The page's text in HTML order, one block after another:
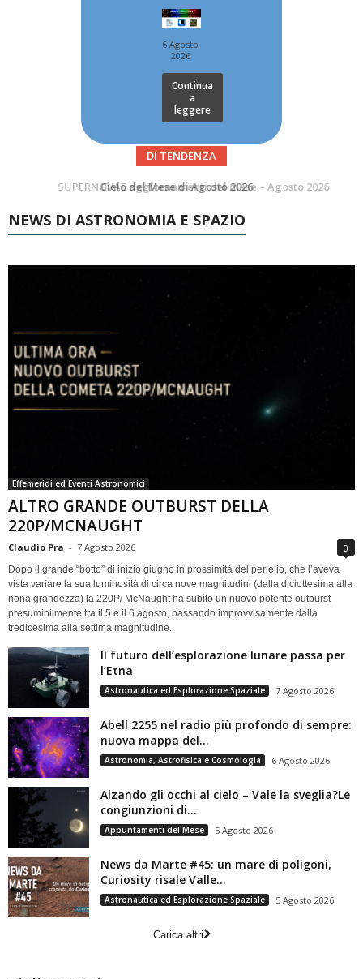
6 Agosto
2026
Continua
a
leggere
DI TENDENZA
SUPERNOVAE aggiornamenti del mese – Agosto 2026
Le Comete del mese di Agosto: LA 10P/TEMPEL AL PERIELIO
NEWS DI ASTRONOMIA E SPAZIO
Effemeridi ed Eventi Astronomici
ALTRO GRANDE OUTBURST DELLA
220P/MCNAUGHT
Claudio Pra - 7 Agosto 2026 0
Dopo il grande “botto” di inizio giugno in prossimità del perielio, che l’aveva
vista variare la sua luminosità di circa nove magnitudini (dalla diciottesima alla
nona grandezza) la 220P/ McNaught ha subìto un nuovo potente outburst
presumibilmente tra il 5 e il 6 agosto, passando improvvisamente dalla
tredicesima alla settima magnitudine.
Il futuro dell’esplorazione lunare passa per
l’Etna
Astronautica ed Esplorazione Spaziale 7 Agosto 2026
Abell 2255 nel radio più profondo di sempre:
nuova mappa del...
Astronomia, Astrofisica e Cosmologia 6 Agosto 2026
Alzando gli occhi al cielo – Vale la sveglia?Le
congiunzioni di...
Appuntamenti del Mese 5 Agosto 2026
News da Marte #45: un mare di poligoni,
Curiosity risale Valle...
Astronautica ed Esplorazione Spaziale 5 Agosto 2026
Carica altri